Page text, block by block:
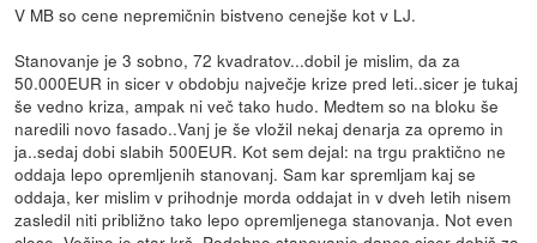
V MB so cene nepremičnin bistveno cenejše kot v LJ.
Stanovanje je 3 sobno, 72 kvadratov...dobil je mislim, da za
50.000EUR in sicer v obdobju največje krize pred leti..sicer je tukaj
še vedno kriza, ampak ni več tako hudo. Medtem so na bloku še
naredili novo fasado..Vanj je še vložil nekaj denarja za opremo in
ja..sedaj dobi slabih 500EUR. Kot sem dejal: na trgu praktično ne
oddaja lepo opremljenih stanovanj. Sam kar spremljam kaj se
oddaja, ker mislim v prihodnje morda oddajat in v dveh letih nisem
zasledil niti približno tako lepo opremljenega stanovanja. Not even